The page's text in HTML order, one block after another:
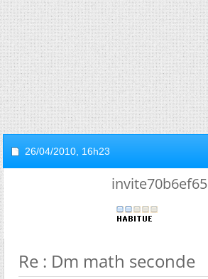
26/04/2010, 16h23
invite70b6ef65
Re : Dm math seconde